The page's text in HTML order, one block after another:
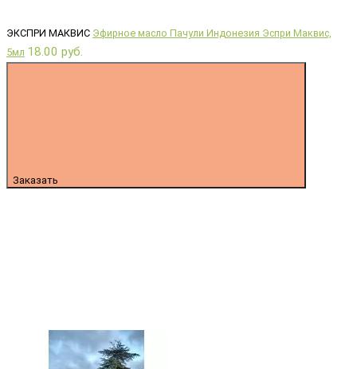
ЭКСПРИ МАКВИС Эфирное масло Пачули Индонезия Эспри Маквис,
5мл 18.00 руб.
Заказать